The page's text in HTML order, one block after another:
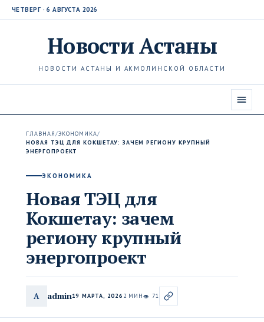
ЧЕТВЕРГ · 6 АВГУСТА 2026
НовостиАстаны
НОВОСТИ АСТАНЫ И АКМОЛИНСКОЙ ОБЛАСТИ
ГЛАВНАЯ/ЭКОНОМИКА/
НОВАЯ ТЭЦ ДЛЯ КОКШЕТАУ: ЗАЧЕМ РЕГИОНУ КРУПНЫЙ
ЭНЕРГОПРОЕКТ
ЭКОНОМИКА
Новая ТЭЦ для
Кокшетау: зачем
региону крупный
энергопроект
A admin19 МАРТА, 2026 2 МИН👁 71